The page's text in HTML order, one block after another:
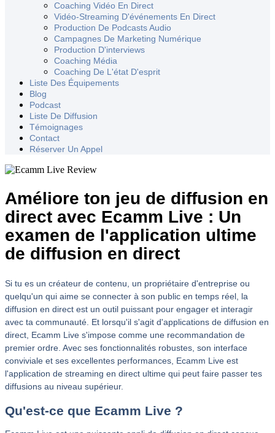
Coaching Vidéo En Direct
Vidéo-Streaming D'événements En Direct
Production De Podcasts Audio
Campagnes De Marketing Numérique
Production D'interviews
Coaching Média
Coaching De L'état D'esprit
Liste Des Équipements
Blog
Podcast
Liste De Diffusion
Témoignages
Contact
Réserver Un Appel
Améliore ton jeu de diffusion en
direct avec Ecamm Live : Un
examen de l'application ultime
de diffusion en direct
Si tu es un créateur de contenu, un propriétaire d'entreprise ou
quelqu'un qui aime se connecter à son public en temps réel, la
diffusion en direct est un outil puissant pour engager et interagir
avec ta communauté. Et lorsqu'il s'agit d'applications de diffusion en
direct, Ecamm Live s'impose comme une recommandation de
premier ordre. Avec ses fonctionnalités robustes, son interface
conviviale et ses excellentes performances, Ecamm Live est
l'application de streaming en direct ultime qui peut faire passer tes
diffusions au niveau supérieur.
Qu'est-ce que Ecamm Live ?